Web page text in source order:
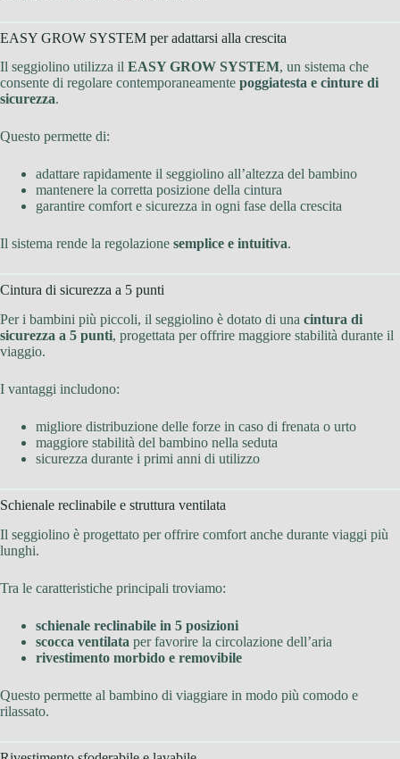
EASY GROW SYSTEM per adattarsi alla crescita
Il seggiolino utilizza il EASY GROW SYSTEM, un sistema che
consente di regolare contemporaneamente poggiatesta e cinture di
sicurezza.
Questo permette di:
adattare rapidamente il seggiolino all’altezza del bambino
mantenere la corretta posizione della cintura
garantire comfort e sicurezza in ogni fase della crescita
Il sistema rende la regolazione semplice e intuitiva.
Cintura di sicurezza a 5 punti
Per i bambini più piccoli, il seggiolino è dotato di una cintura di
sicurezza a 5 punti, progettata per offrire maggiore stabilità durante il
viaggio.
I vantaggi includono:
migliore distribuzione delle forze in caso di frenata o urto
maggiore stabilità del bambino nella seduta
sicurezza durante i primi anni di utilizzo
Schienale reclinabile e struttura ventilata
Il seggiolino è progettato per offrire comfort anche durante viaggi più
lunghi.
Tra le caratteristiche principali troviamo:
schienale reclinabile in 5 posizioni
scocca ventilata per favorire la circolazione dell’aria
rivestimento morbido e removibile
Questo permette al bambino di viaggiare in modo più comodo e
rilassato.